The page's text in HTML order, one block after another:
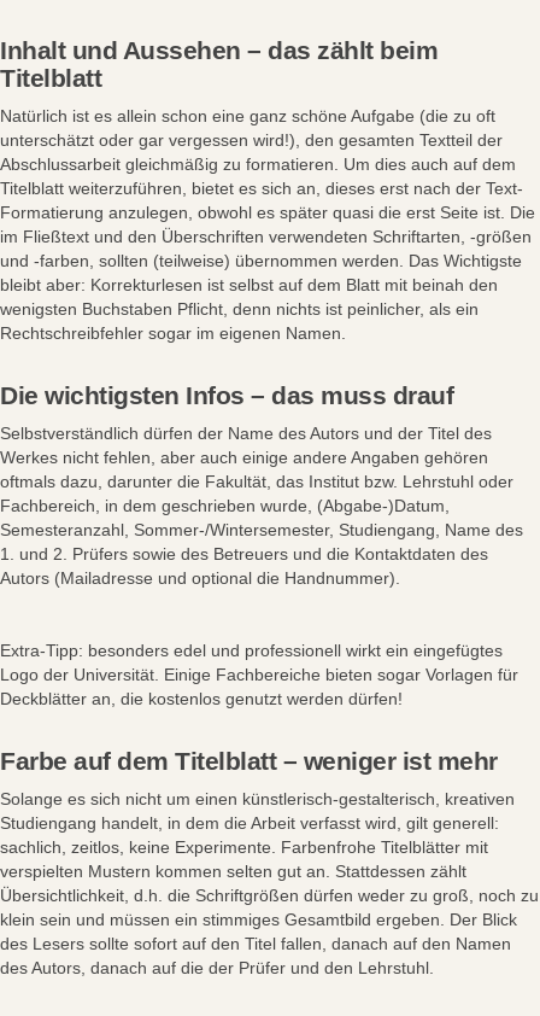
Inhalt und Aussehen – das zählt beim
Titelblatt
Natürlich ist es allein schon eine ganz schöne Aufgabe (die zu oft
unterschätzt oder gar vergessen wird!), den gesamten Textteil der
Abschlussarbeit gleichmäßig zu formatieren. Um dies auch auf dem
Titelblatt weiterzuführen, bietet es sich an, dieses erst nach der Text-
Formatierung anzulegen, obwohl es später quasi die erst Seite ist. Die
im Fließtext und den Überschriften verwendeten Schriftarten, -größen
und -farben, sollten (teilweise) übernommen werden. Das Wichtigste
bleibt aber: Korrekturlesen ist selbst auf dem Blatt mit beinah den
wenigsten Buchstaben Pflicht, denn nichts ist peinlicher, als ein
Rechtschreibfehler sogar im eigenen Namen.
Die wichtigsten Infos – das muss drauf
Selbstverständlich dürfen der Name des Autors und der Titel des
Werkes nicht fehlen, aber auch einige andere Angaben gehören
oftmals dazu, darunter die Fakultät, das Institut bzw. Lehrstuhl oder
Fachbereich, in dem geschrieben wurde, (Abgabe-)Datum,
Semesteranzahl, Sommer-/Wintersemester, Studiengang, Name des
1. und 2. Prüfers sowie des Betreuers und die Kontaktdaten des
Autors (Mailadresse und optional die Handnummer).
Extra-Tipp: besonders edel und professionell wirkt ein eingefügtes
Logo der Universität. Einige Fachbereiche bieten sogar Vorlagen für
Deckblätter an, die kostenlos genutzt werden dürfen!
Farbe auf dem Titelblatt – weniger ist mehr
Solange es sich nicht um einen künstlerisch-gestalterisch, kreativen
Studiengang handelt, in dem die Arbeit verfasst wird, gilt generell:
sachlich, zeitlos, keine Experimente. Farbenfrohe Titelblätter mit
verspielten Mustern kommen selten gut an. Stattdessen zählt
Übersichtlichkeit, d.h. die Schriftgrößen dürfen weder zu groß, noch zu
klein sein und müssen ein stimmiges Gesamtbild ergeben. Der Blick
des Lesers sollte sofort auf den Titel fallen, danach auf den Namen
des Autors, danach auf die der Prüfer und den Lehrstuhl.